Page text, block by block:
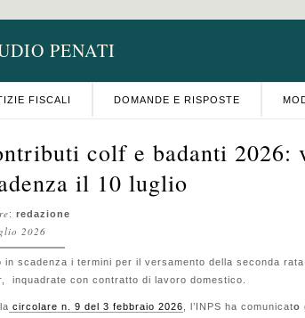
PENATI
FISCALI DOMANDE E RISPOSTE
colf e badanti 2026:
il 10 luglio
: redazione
2026
in scadenza i termini per il versamento della seconda
inquadrate con contratto di lavoro domestico.
circolare n. 9 del 3 febbraio 2026 , l’INPS ha comunicato